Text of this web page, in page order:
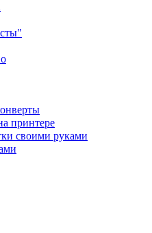
принтере
своими руками